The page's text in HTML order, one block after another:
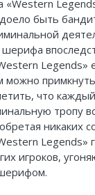
«Western
быть
Legends»
можно
что каждый
тропу
никаких
Legends»
игроков,